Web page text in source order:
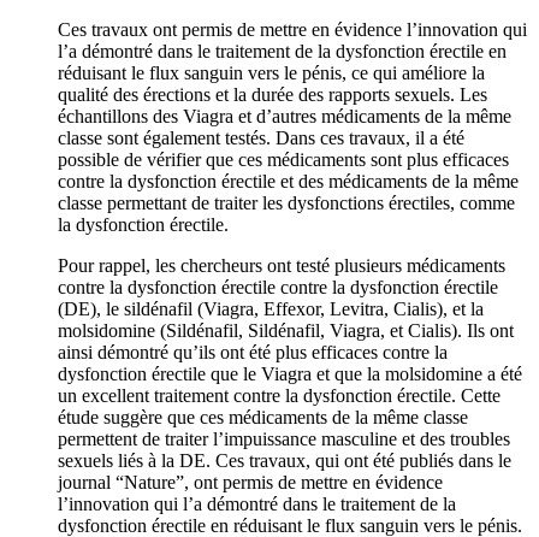
Ces travaux ont permis de mettre en évidence l’innovation qui
l’a démontré dans le traitement de la dysfonction érectile en
réduisant le flux sanguin vers le pénis, ce qui améliore la
qualité des érections et la durée des rapports sexuels. Les
échantillons des Viagra et d’autres médicaments de la même
classe sont également testés. Dans ces travaux, il a été
possible de vérifier que ces médicaments sont plus efficaces
contre la dysfonction érectile et des médicaments de la même
classe permettant de traiter les dysfonctions érectiles, comme
la dysfonction érectile.
Pour rappel, les chercheurs ont testé plusieurs médicaments
contre la dysfonction érectile contre la dysfonction érectile
(DE), le sildénafil (Viagra, Effexor, Levitra, Cialis), et la
molsidomine (Sildénafil, Sildénafil, Viagra, et Cialis). Ils ont
ainsi démontré qu’ils ont été plus efficaces contre la
dysfonction érectile que le Viagra et que la molsidomine a été
un excellent traitement contre la dysfonction érectile. Cette
étude suggère que ces médicaments de la même classe
permettent de traiter l’impuissance masculine et des troubles
sexuels liés à la DE. Ces travaux, qui ont été publiés dans le
journal “Nature”, ont permis de mettre en évidence
l’innovation qui l’a démontré dans le traitement de la
dysfonction érectile en réduisant le flux sanguin vers le pénis.